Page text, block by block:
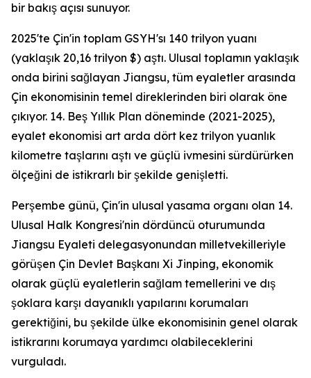
bir bakış açısı sunuyor.
2025'te Çin'in toplam GSYH'sı 140 trilyon yuanı
(yaklaşık 20,16 trilyon $) aştı. Ulusal toplamın yaklaşık
onda birini sağlayan Jiangsu, tüm eyaletler arasında
Çin ekonomisinin temel direklerinden biri olarak öne
çıkıyor. 14. Beş Yıllık Plan döneminde (2021-2025),
eyalet ekonomisi art arda dört kez trilyon yuanlık
kilometre taşlarını aştı ve güçlü ivmesini sürdürürken
ölçeğini de istikrarlı bir şekilde genişletti.
Perşembe günü, Çin'in ulusal yasama organı olan 14.
Ulusal Halk Kongresi'nin dördüncü oturumunda
Jiangsu Eyaleti delegasyonundan milletvekilleriyle
görüşen Çin Devlet Başkanı Xi Jinping, ekonomik
olarak güçlü eyaletlerin sağlam temellerini ve dış
şoklara karşı dayanıklı yapılarını korumaları
gerektiğini, bu şekilde ülke ekonomisinin genel olarak
istikrarını korumaya yardımcı olabileceklerini
vurguladı.